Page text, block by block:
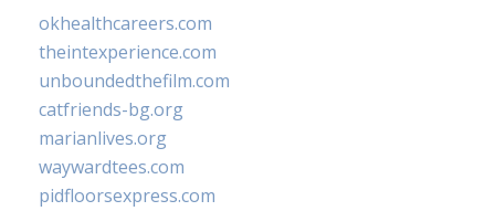
okhealthcareers.com
theintexperience.com
unboundedthefilm.com
catfriends-bg.org
marianlives.org
waywardtees.com
pidfloorsexpress.com